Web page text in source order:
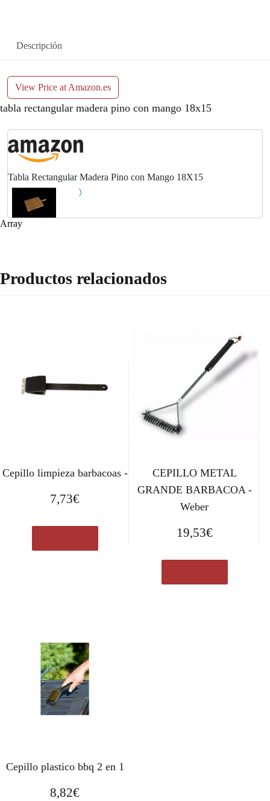
Descripción
View Price at Amazon.es
tabla rectangular madera pino con mango 18x15
Tabla Rectangular Madera Pino con Mango 18X15
Array
Productos relacionados
Cepillo limpieza barbacoas -
7,73€
CEPILLO METAL
GRANDE BARBACOA -
Weber
19,53€
Cepillo plastico bbq 2 en 1
8,82€